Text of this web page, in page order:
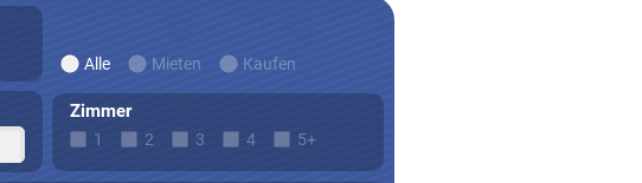
Alle Mieten Kaufen
Zimmer
1 2 3 4 5+